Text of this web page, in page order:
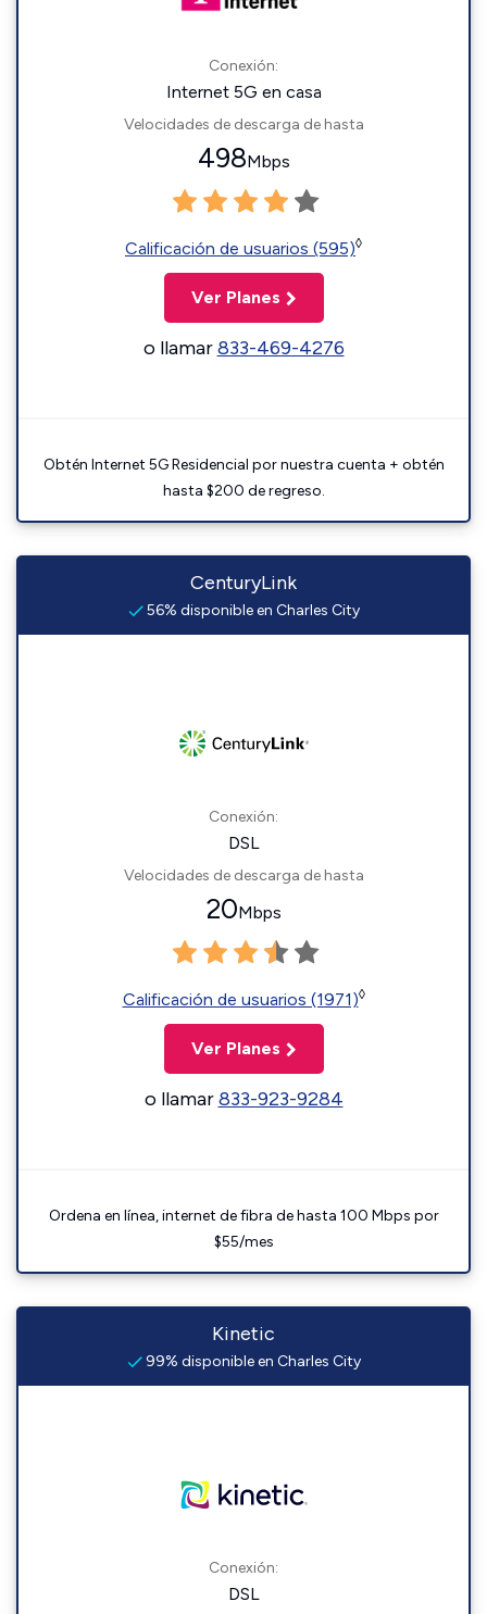
Conexión:
Internet 5G en casa
Velocidades de descarga de hasta
498Mbps
Calificación de usuarios (595)◊
Ver Planes
o llamar833-469-4276
Obtén Internet 5G Residencial por nuestra cuenta + obtén
hasta $200 de regreso.
CenturyLink
56% disponible en Charles City
Conexión:
DSL
Velocidades de descarga de hasta
20Mbps
Calificación de usuarios (1971)◊
Ver Planes
o llamar833-923-9284
Ordena en línea, internet de fibra de hasta 100 Mbps por
$55/mes
Kinetic
99% disponible en Charles City
Conexión:
DSL